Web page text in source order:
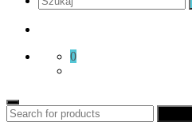
0
Search
for: